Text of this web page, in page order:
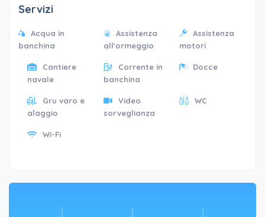
Servizi
Acqua in
banchina
Assistenza
all'ormeggio
Assistenza
motori
Cantiere
navale
Corrente in
banchina
Docce
Gru varo e
alaggio
Video
sorveglianza
WC
Wi-Fi